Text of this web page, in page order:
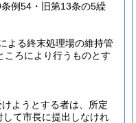
例54・旧第13条の5繰
よる終末処理場の維持管
ころにより行うものとす
ようとする者は、所定
て市長に提出しなけれ